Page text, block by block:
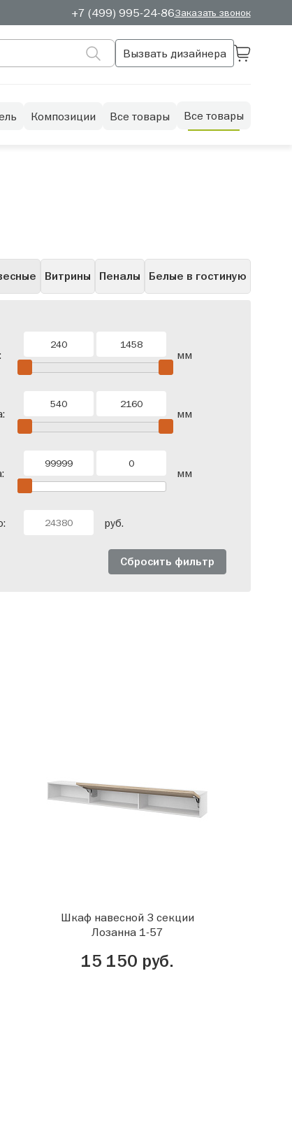
+7 (499) 995-24-86Заказать звонок
Вызвать дизайнера
Композиции Все товары Все товары
Витрины Пеналы Белые в гостиную
Со штангой
мм
мм
мм
руб.
Сбросить фильтр
Шкаф навесной 3 секции
Лозанна 1-57
15 150 руб.